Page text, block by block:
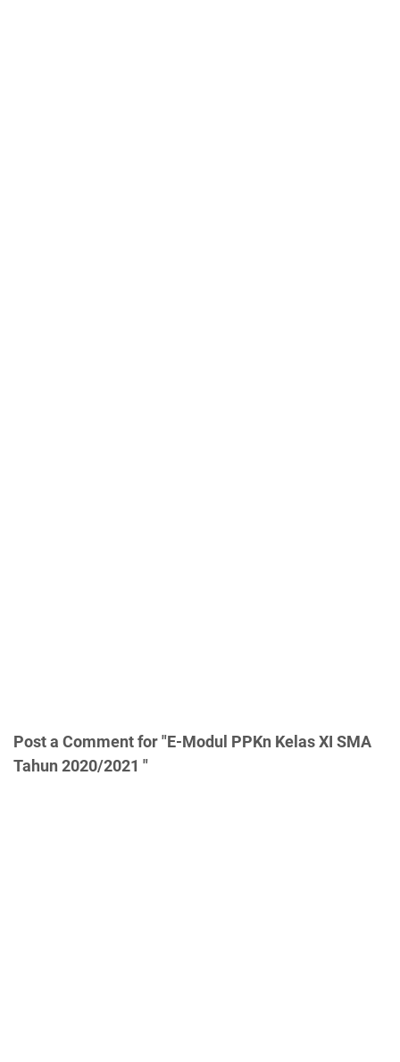
Post a Comment for "E-Modul PPKn Kelas XI SMA
Tahun 2020/2021 "